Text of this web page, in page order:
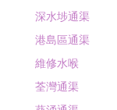
深水埗通渠
港島區通渠
維修水喉
荃灣通渠